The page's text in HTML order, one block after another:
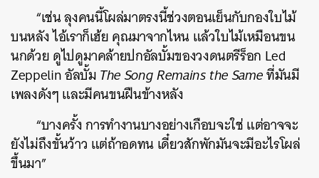
“เช่น ลุงคนนี้โผล่มาตรงนี้ช่วงตอนเย็นกับกองใบไม้
บนหลัง ไอ้เราก็เฮ้ย คุณมาจากไหน แล้วใบไม้เหมือนขน
นกด้วย ดูไปดูมาคล้ายปกอัลบั้มของวงดนตรีร็อก Led
Zeppelin อัลบั้มThe Song Remains the Sameที่มันมี
เพลงดังๆ และมีคนขนฝืนข้างหลัง
“บางครั้ง การทำงานบางอย่างเกือบจะใช่ แต่อาจจะ
ยังไม่ถึงขั้นว้าว แต่ถ้าอดทน เดี๋ยวสักพักมันจะมีอะไรโผล่
ขึ้นมา”